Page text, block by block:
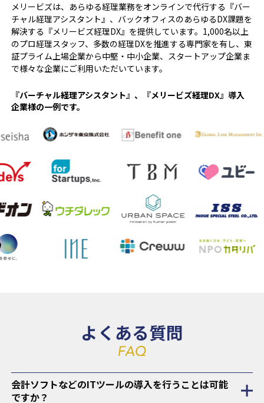
メリービズは、あらゆる経理業務をオンラインで代行する『バー
チャル経理アシスタント』、バックオフィスのあらゆるDX課題を
解決する『メリービズ経理DX』を提供しています。1,000名以上
のプロ経理スタッフ、多数の経理DXを推進する専門家を有し、東
証プライム上場企業から中堅・中⼩企業、スタートアップ企業ま
で様々な企業にご利用いただいています。
『バーチャル経理アシスタント』、『メリービズ経理DX』導入
企業様の一例です。
よくある質問
会計ソフトなどのITツールの導入を行うことは可能
ですか？